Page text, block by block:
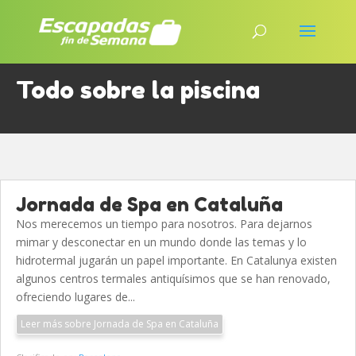
Todo sobre la piscina
Jornada de Spa en Cataluña
Nos merecemos un tiempo para nosotros. Para dejarnos
mimar y desconectar en un mundo donde las temas y lo
hidrotermal jugarán un papel importante. En Catalunya existen
algunos centros termales antiquísimos que se han renovado,
ofreciendo lugares de...
Leer más sobre Jornada de Spa en Cataluña